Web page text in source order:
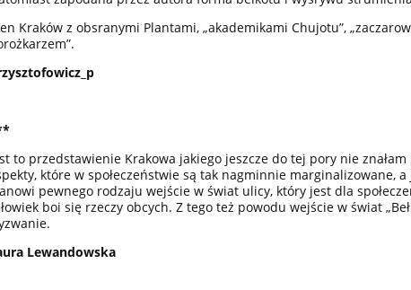
Kraków z obsranymi Plantami, „akademikami Chujotu”,
to przedstawienie Krakowa jakiego jeszcze do tej pory nie
które w społeczeństwie są tak nagminnie marginalizowane,
pewnego rodzaju wejście w świat ulicy, który jest dla
boi się rzeczy obcych. Z tego też powodu wejście w świat
Lewandowska